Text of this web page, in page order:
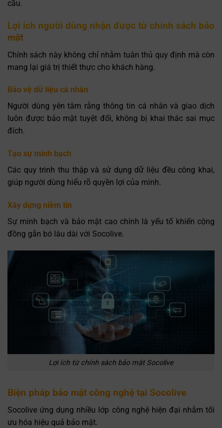
cầu.
Lợi ích người dùng nhận được từ chính sách bảo
mật
Chính sách này không chỉ nhằm tuân thủ quy định mà còn
mang lại giá trị thiết thực cho khách hàng.
Bảo vệ dữ liệu cá nhân
Người dùng yên tâm rằng thông tin cá nhân và giao dịch
luôn được bảo mật tuyệt đối, không bị khai thác sai mục
đích.
Tạo sự minh bạch
Các quy trình thu thập và sử dụng dữ liệu đều công khai,
giúp người dùng hiểu rõ quyền lợi của mình.
Xây dựng niềm tin
Sự minh bạch và bảo mật cao chính là yếu tố khiến cộng
đồng gắn bó lâu dài với Socolive.
Lợi ích từ chính sách bảo mật Socolive
Biện pháp bảo mật công nghệ tại Socolive
Socolive ứng dụng nhiều lớp công nghệ hiện đại nhằm tối
ưu hóa hiệu quả bảo mật.